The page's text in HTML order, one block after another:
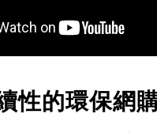
性的環保網